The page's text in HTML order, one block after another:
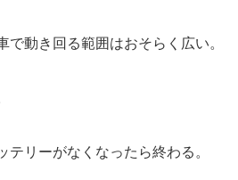
で動き回る範囲はおそらく広い。
テリーがなくなったら終わる。